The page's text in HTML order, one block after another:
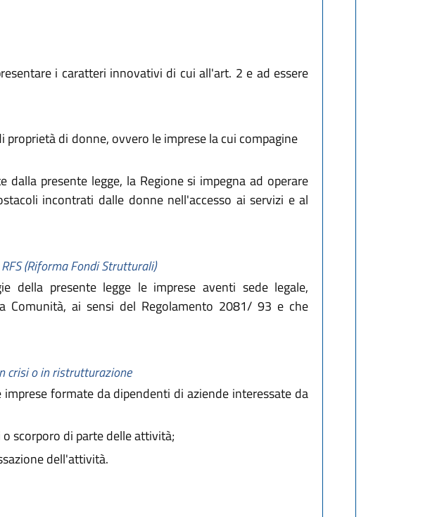
i caratteri innovativi di cui all'art. 2 e ad essere
proprietà di donne, ovvero le imprese la cui compagine
presente legge, la Regione si impegna ad operare
incontrati dalle donne nell'accesso ai servizi e al
(Riforma Fondi Strutturali)
della presente legge le imprese aventi sede legale,
Comunità, ai sensi del Regolamento 2081/ 93 e che
crisi o in ristrutturazione
formate da dipendenti di aziende interessate da
scorporo di parte delle attività;
dell'attività.